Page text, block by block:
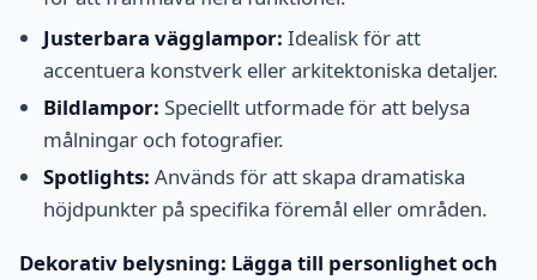
Justerbara vägglampor: Idealisk för att
accentuera konstverk eller arkitektoniska detaljer.
Bildlampor: Speciellt utformade för att belysa
målningar och fotografier.
Spotlights: Används för att skapa dramatiska
höjdpunkter på specifika föremål eller områden.
Dekorativ belysning: Lägga till personlighet och